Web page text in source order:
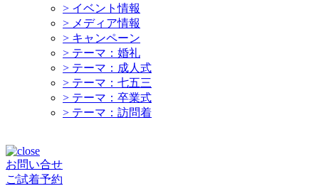
> イベント情報
> メディア情報
> キャンペーン
> テーマ：婚礼
> テーマ：成人式
> テーマ：七五三
> テーマ：卒業式
> テーマ：訪問着
お問い合せ
ご試着予約